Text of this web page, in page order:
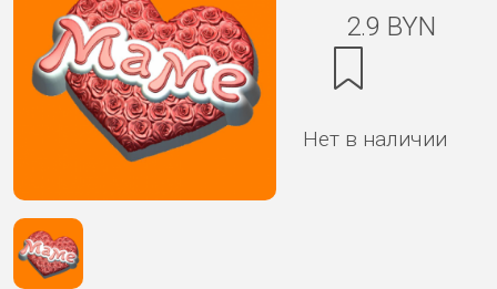
2.9 BYN
Нет в наличии